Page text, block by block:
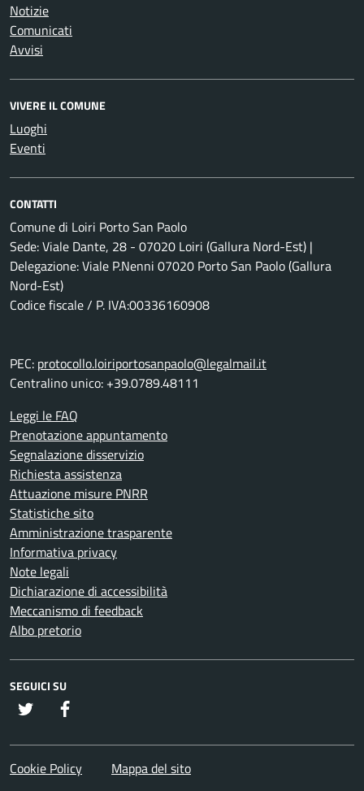
Notizie
Comunicati
Avvisi
VIVERE IL COMUNE
Luoghi
Eventi
CONTATTI
Comune di Loiri Porto San Paolo
Sede: Viale Dante, 28 - 07020 Loiri (Gallura Nord-Est) |
Delegazione: Viale P.Nenni 07020 Porto San Paolo (Gallura
Nord-Est)
Codice fiscale / P. IVA:00336160908
PEC: protocollo.loiriportosanpaolo@legalmail.it
Centralino unico: +39.0789.48111
Leggi le FAQ
Prenotazione appuntamento
Segnalazione disservizio
Richiesta assistenza
Attuazione misure PNRR
Statistiche sito
Amministrazione trasparente
Informativa privacy
Note legali
Dichiarazione di accessibilità
Meccanismo di feedback
Albo pretorio
SEGUICI SU
twitter
Cookie Policy Mappa del sito